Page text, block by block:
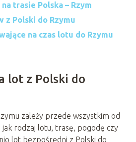
trasie Polska – Rzym
z Polski do Rzymu
na czas lotu do Rzymu
lot z Polski do
zależy przede wszystkim od
jak rodzaj lotu, trasę, pogodę czy
lot bezpośredni z Polski do